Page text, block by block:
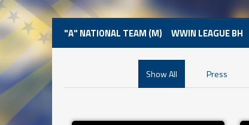
"A" NATIONAL TEAM (M) WWIN LEAGUE BH
Show All Press